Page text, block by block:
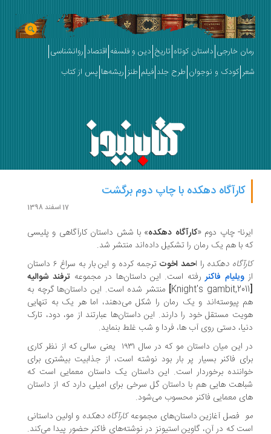
رمان خارجی داستان کوتاه تاریخ دین و فلسفه اقتصاد روانشناسی
شعر کودک و نوجوان طرح جلد فیلم طنز ریشه‌ها پس از کتاب
کارآگاه دهکده با چاپ دوم برگشت
17 اسفند 1398
ایرنا- چاپ دوم «کارآگاه دهکده» با شش داستان کارآگاهی و پلیسی
که با هم یک رمان را تشکیل داده‌اند منتشر شد.
کارآگاه دهکده را احمد اخوت
ترجمه کرده و این بار به سراغ ۶ داستان
ازویلیام فاکنر رفته است. این داستان‌ها در مجموعه ترفند شوالیه
[
Knight's gambit,2011
] منتشر شده است. این داستان‌ها گرچه به
هم پیوسته‌اند و یک رمان را شکل می‌دهند، اما هر یک به‌ تنهایی
هویت مستقل خود را دارند. این داستان‌ها عبارتند از مو، دود، تارک
دنیا، دستی روی آب ها، فردا و شب غلط بنماید.
در این میان داستان مو که در سال ۱۹۳۱ یعنی سالی که از نظر کاری
برای فاکنر بسیار پر بار بود نوشته است، از جذابیت بیشتری برای
خواننده برخوردار است. این داستان یک داستان معمایی است که
شباهت هایی هم با داستان گل سرخی برای امیلی دارد که از داستان
های معمایی فاکنر محسوب می‌شود.
مو فصل آغازین داستان‌های مجموعهکارآگاه دهکده و اولین داستانی
است که در آن، گاوین استیونز در نوشته‌های فاکنر حضور پیدا می‌کند.